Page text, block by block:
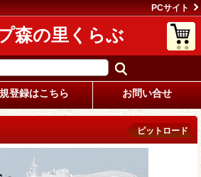
PCサイト
森の里くらぶ
登録はこちら お問い合せ
ピットロード